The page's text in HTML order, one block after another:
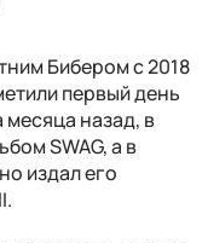
Бибером с 2018
первый день
назад, в
SWAG, а в
издал его